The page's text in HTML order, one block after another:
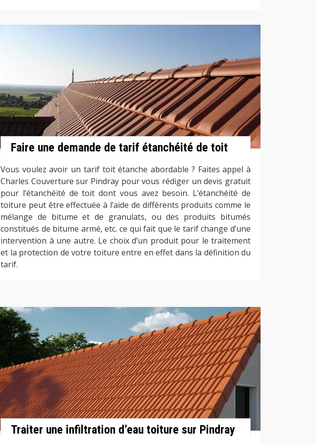
Faire une demande de tarif étanchéité de toit
Vous voulez avoir un tarif toit étanche abordable ? Faites appel à
Charles Couverture sur Pindray pour vous rédiger un devis gratuit
pour l’étanchéité de toit dont vous avez besoin. L’étanchéité de
toiture peut être effectuée à l’aide de différents produits comme le
mélange de bitume et de granulats, ou des produits bitumés
constitués de bitume armé, etc. ce qui fait que le tarif change d’une
intervention à une autre. Le choix d’un produit pour le traitement
et la protection de votre toiture entre en effet dans la définition du
tarif.
Traiter une infiltration d’eau toiture sur Pindray